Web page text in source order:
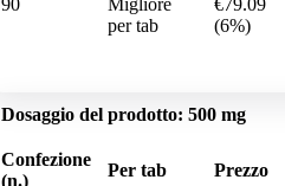
per tab
(6%)
Dosaggio del prodotto: 500 mg
Confezione
(n.)
Per tab Prezzo